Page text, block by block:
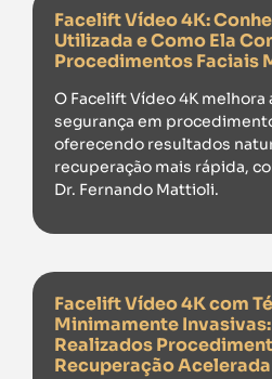
Facelift Vídeo 4K:
Utilizada e Como Ela
Procedimentos Faciais
O Facelift Vídeo 4K melhora
segurança em
oferecendo resultados
recuperação mais rápida,
Dr. Fernando Mattioli.
Facelift Vídeo 4K com
Minimamente
Realizados
Recuperação Acelerada